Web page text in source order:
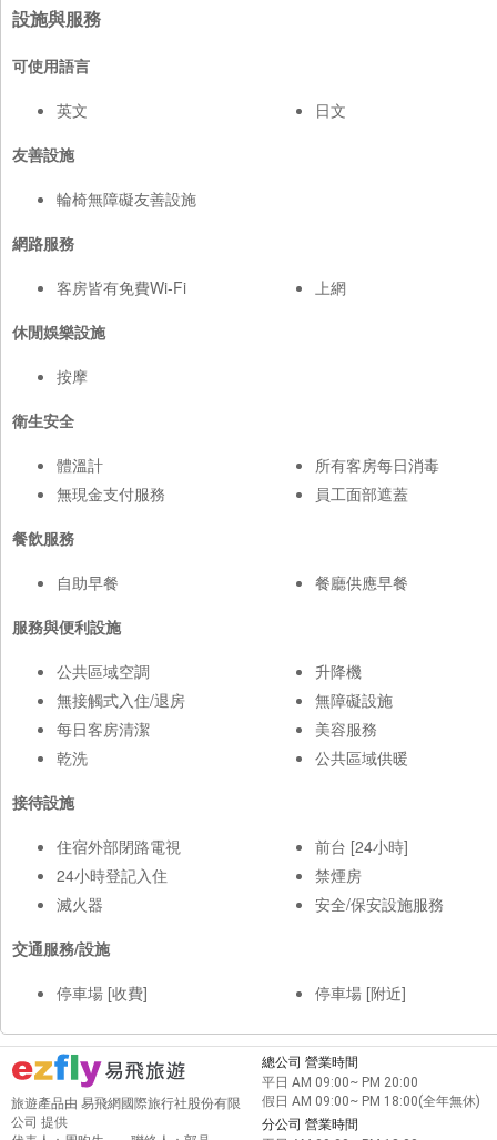
設施與服務
可使用語言
英文
日文
友善設施
輪椅無障礙友善設施
網路服務
客房皆有免費Wi-Fi
上網
休閒娛樂設施
按摩
衛生安全
體溫計
無現金支付服務
所有客房每日消毒
員工面部遮蓋
餐飲服務
自助早餐
餐廳供應早餐
服務與便利設施
公共區域空調
無接觸式入住/退房
每日客房清潔
乾洗
升降機
無障礙設施
美容服務
公共區域供暖
接待設施
住宿外部閉路電視
24小時登記入住
滅火器
前台 [24小時]
禁煙房
安全/保安設施服務
交通服務/設施
停車場 [收費]
停車場 [附近]